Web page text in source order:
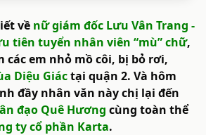
về nữ giám đốc Lưu Vân Trang -
tiên tuyển nhân viên “mù” chữ,
em nhỏ mồ côi, bị bỏ rơi,
Diệu Giáctại quận 2. Và hôm
đầy nhân văn này chị lại đến
đạo Quê Hương cùng toàn thể
ty cổ phần Karta.